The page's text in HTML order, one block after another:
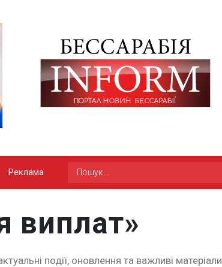
Реклама
виплат»
події, оновлення та важливі матеріали